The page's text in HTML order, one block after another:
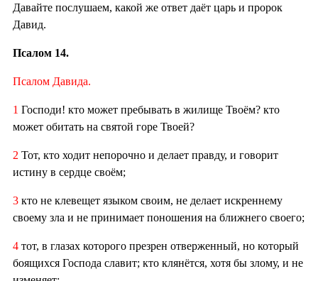
Давайте послушаем, какой же ответ даёт царь и пророк
Давид.
Псалом 14.
Псалом Давида.
1 Господи! кто может пребывать в жилище Твоём? кто
может обитать на святой горе Твоей?
2 Тот, кто ходит непорочно и делает правду, и говорит
истину в сердце своём;
3 кто не клевещет языком своим, не делает искреннему
своему зла и не принимает поношения на ближнего своего;
4 тот, в глазах которого презрен отверженный, но который
боящихся Господа славит; кто клянётся, хотя бы злому, и не